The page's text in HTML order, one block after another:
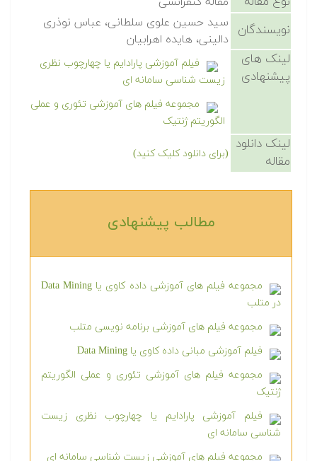
نویسندگان
سید حسین علوی سلطانی، عباس نوذری
دالینی، هایده اهرابیان
لینک های
پیشنهادی
فیلم آموزشی پارادایم یا چهارچوب نظری
زیست شناسی سامانه ای
مجموعه فیلم های آموزشی تئوری و عملی
الگوریتم ژنتیک
لینک دانلود
مقاله
(برای دانلود کلیک کنید)
مطالب پیشنهادی‎
مجموعه فیلم های آموزشی داده کاوی یا Data Mining
در متلب
مجموعه فیلم های آموزشی برنامه نویسی متلب
فیلم آموزشی مبانی داده کاوی یا Data Mining
مجموعه فیلم های آموزشی تئوری و عملی الگوریتم
ژنتیک
فیلم آموزشی پارادایم یا چهارچوب نظری زیست
شناسی سامانه ای
مجموعه فیلم های آموزشی زیست شناسی سامانه ای